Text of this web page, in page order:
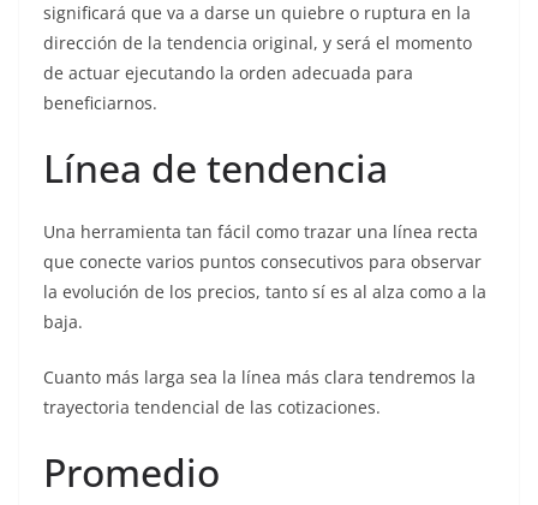
significará que va a darse un quiebre o ruptura en la
dirección de la tendencia original, y será el momento
de actuar ejecutando la orden adecuada para
beneficiarnos.
Línea de tendencia
Una herramienta tan fácil como trazar una línea recta
que conecte varios puntos consecutivos para observar
la evolución de los precios, tanto sí es al alza como a la
baja.
Cuanto más larga sea la línea más clara tendremos la
trayectoria tendencial de las cotizaciones.
Promedio